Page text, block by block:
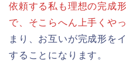
依頼する私も理想の完成
で、そこらへん上手くやっ
まり、お互いが完成形を
することになります。